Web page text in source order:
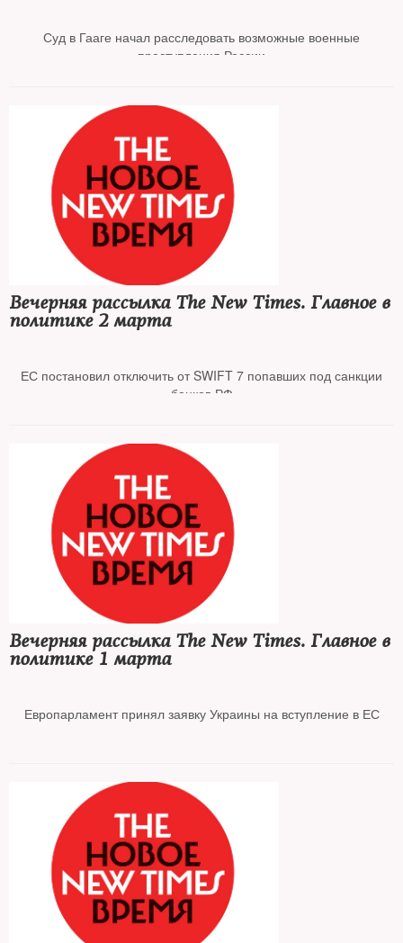
Суд в Гааге начал расследовать возможные военные
преступления России
Россия обсуждает слухи о планах ввести военное положение
Совет директоров «Эха Москвы» решил ликвидировать
радиостанцию, «Дождь»* приостановил работу
ЦБ ввел комиссию 30% за покупку валюты на бирже
Вечерняя рассылка The New Times. Главное в
политике 2 марта
ЕС постановил отключить от SWIFT 7 попавших под санкции
банков РФ
Boeing, Airbus, Apple, Toyota, Honda и Mazda уходят из России
Российские власти не были готовы к вводу войск в Украину
В ГД внесены поправки о сроке до 15 лет колонии за «фейки» о
российской армии
Главный редактор «Дождя»* Тихон Дзядко покинул Россию
Вечерняя рассылка The New Times. Главное в
политике 1 марта
Европарламент принял заявку Украины на вступление в ЕС
Украине
ЕС ввел санкции против российских бизнесменов и сотрудников
гостелеканалов
В Госдуме признали угрозу дефицита зарубежных лекарств